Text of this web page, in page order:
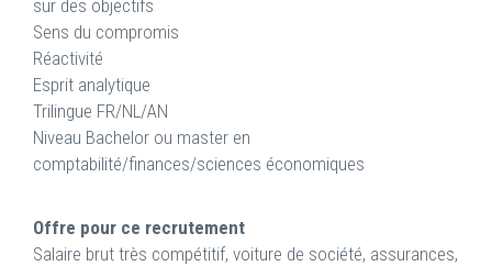
sur des objectifs
Sens du compromis
Réactivité
Esprit analytique
Trilingue FR/NL/AN
Niveau Bachelor ou master en
comptabilité/finances/sciences économiques
Offre pour ce recrutement
Salaire brut très compétitif, voiture de société, assurances,